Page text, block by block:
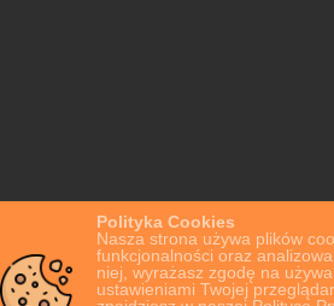
Polityka Cookies
Nasza strona używa plików
funkcjonalności oraz
niej, wyrażasz zgodę na
ustawieniami Twojej